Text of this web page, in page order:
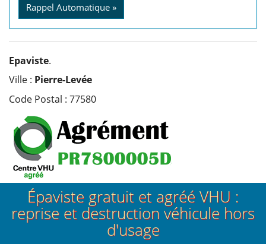
Rappel Automatique »
Epaviste.
Ville : Pierre-Levée
Code Postal : 77580
Épaviste gratuit et agréé VHU :
reprise et destruction véhicule hors
d'usage